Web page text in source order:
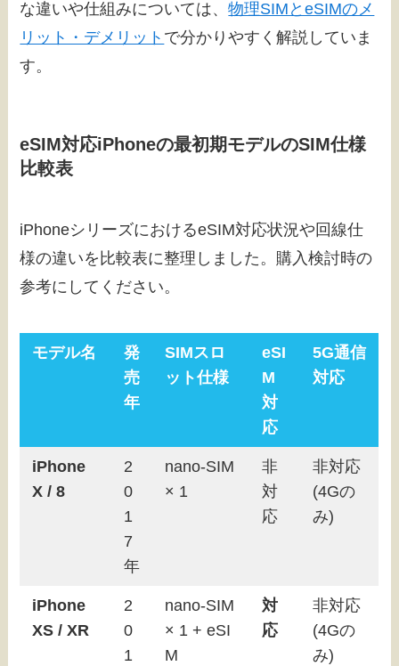
な違いや仕組みについては、物理SIMとeSIMのメ
リット・デメリット で分かりやすく解説していま
す。
eSIM対応iPhoneの最初期モデルのSIM仕様
比較表
iPhoneシリーズにおけるeSIM対応状況や回線仕
様の違いを比較表に整理しました。購入検討時の
参考にしてください。
モデル名
発
売
年
SIMスロ
ット仕様
eSI
M
対
応
5G通信
対応
iPhone
X / 8
2
0
1
7
年
nano-SIM
× 1
非
対
応
非対応
(4Gの
み)
iPhone
XS / XR
2
0
1
nano-SIM
× 1 + eSI
M
対
応
非対応
(4Gの
み)